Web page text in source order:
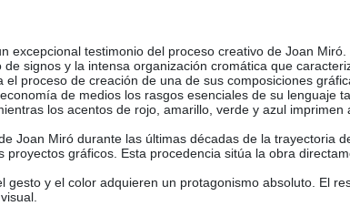
testimonio del proceso creativo de Joan
signos y la intensa organización cromática que
proceso de creación de una de sus composiciones
de medios los rasgos esenciales de su lenguaje
los acentos de rojo, amarillo, verde y azul
Miró durante las últimas décadas de la trayectoria
gráficos. Esta procedencia sitúa la obra
y el color adquieren un protagonismo absoluto. El